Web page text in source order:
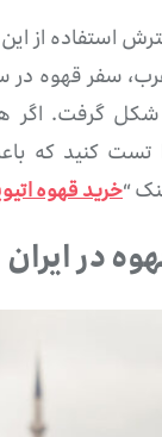
استفاده از
سفر قهوه در
شکل گرفت. اگر
تست کنید که
“خرید قهوه
در ایران